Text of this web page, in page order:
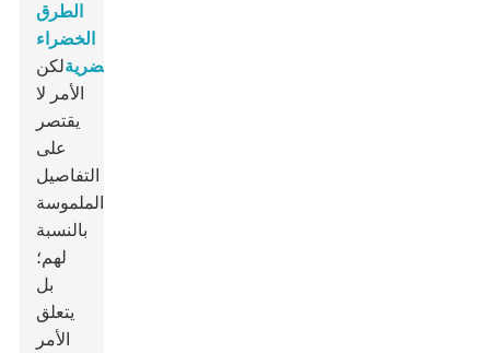
الطرق
الخضراء
الحضريةلكن
الأمر لا
يقتصر
على
التفاصيل
الملموسة
بالنسبة
لهم؛
بل
يتعلق
الأمر